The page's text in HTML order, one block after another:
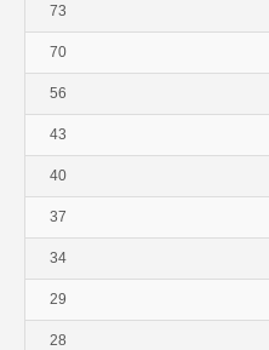
73
70
56
43
40
37
34
29
28